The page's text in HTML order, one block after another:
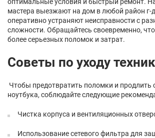
мастера выезжают на дом в любой район г-
оперативно устраняют неисправности с
сложности. Обращайтесь своевременно,
более серьезных поломок и затрат.
Советы по уходу
Чтобы предотвратить поломки и продлить
ноутбука, соблюдайте следующие
Чистка корпуса и вентиляционных
Использование сетевого фильтра для